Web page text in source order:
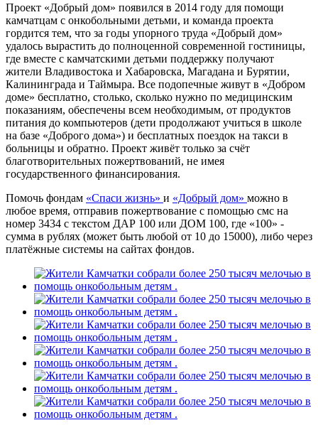
Проект «Добрый дом» появился в 2014 году для помощи
камчатцам с онкобольными детьми, и команда проекта
гордится тем, что за годы упорного труда «Добрый дом»
удалось вырастить до полноценной современной гостиницы,
где вместе с камчатскими детьми поддержку получают
жители Владивостока и Хабаровска, Магадана и Бурятии,
Калининграда и Таймыра. Все подопечные живут в «Добром
доме» бесплатно, столько, сколько нужно по медицинским
показаниям, обеспечены всем необходимым, от продуктов
питания до компьютеров (дети продолжают учиться в школе
на базе «Доброго дома») и бесплатных поездок на такси в
больницы и обратно. Проект живёт только за счёт
благотворительных пожертвований, не имея
государственного финансирования.
Помочь фондам «Спаси жизнь» и «Добрый дом» можно в
любое время, отправив пожертвование с помощью смс на
номер 3434 с текстом ДАР 100 или ДОМ 100, где «100» -
сумма в рублях (может быть любой от 10 до 15000), либо через
платёжные системы на сайтах фондов.